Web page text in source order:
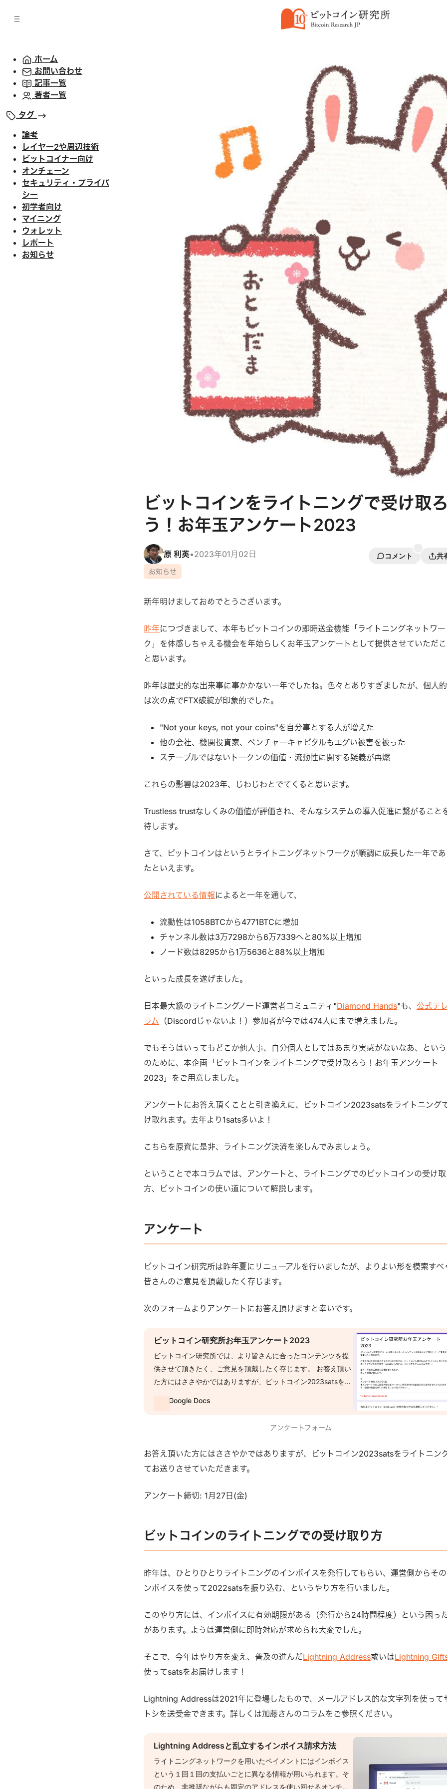
ホーム
お問い合わせ
記事一覧
著者一覧
タグ
論考
レイヤー2や周辺技術
ビットコイナー向け
オンチェーン
セキュリティ・プライバ
シー
初学者向け
マイニング
ウォレット
レポート
お知らせ
ビットコインをライトニングで受け取
う！お年玉アンケート2023
原 利英•2023年01月02日 コメント
共
お知らせ
新年明けましておめでとうございます。
昨年につづきまして、本年もビットコインの即時送金機能「ライトニングネットワー
ク」を体感しちゃえる機会を年始らしくお年玉アンケートとして提供させていただ
と思います。
昨年は歴史的な出来事に事かかない一年でしたね。色々とありすぎましたが、個人
は次の点でFTX破綻が印象的でした。
"Not your keys, not your coins"を自分事とする人が増えた
他の会社、機関投資家、ベンチャーキャピタルもエグい被害を被った
ステーブルではないトークンの価値・流動性に関する疑義が再燃
これらの影響は2023年、じわじわとでてくると思います。
Trustless trustなしくみの価値が評価され、そんなシステムの導入促進に繋がること
待します。
さて、ビットコインはというとライトニングネットワークが順調に成長した一年で
たといえます。
公開されている情報によると一年を通して、
流動性は1058BTCから4771BTCに増加
チャンネル数は3万7298から6万7339へと80%以上増加
ノード数は8295から1万5636と88%以上増加
といった成長を遂げました。
日本最大級のライトニングノード運営者コミュニティ"Diamond Hands"も、公式テ
ラム （Discordじゃないよ！）参加者が今では474人にまで増えました。
でもそうはいってもどこか他人事、自分個人としてはあまり実感がないなあ、とい
のために、本企画「ビットコインをライトニングで受け取ろう！お年玉アンケート
2023」をご用意しました。
アンケートにお答え頂くことと引き換えに、ビットコイン2023satsをライトニング
け取れます。去年より1sats多いよ！
こちらを原資に是非、ライトニング決済を楽しんでみましょう。
ということで本コラムでは、アンケートと、ライトニングでのビットコインの受け
方、ビットコインの使い道について解説します。
アンケート
ビットコイン研究所は昨年夏にリニューアルを行いましたが、よりよい形を模索すべ
皆さんのご意見を頂戴したく存じます。
次のフォームよりアンケートにお答え頂けますと幸いです。
ビットコイン研究所お年玉アンケート2023
ビットコイン研究所では、より皆さんに合ったコンテンツを提
供させて頂きたく、ご意見を頂戴したく存じます。 お答え頂い
た方にはささやかではありますが、ビットコイン2023satsをラ
よ、という方もウェルカムです）。 是非、率直なご意見をお聞
27日(金)本アンケートでのご回答内容はビットコイン研究所内
開することはありません）。
Google Docs
アンケートフォーム
お答え頂いた方にはささやかではありますが、ビットコイン2023satsをライトニン
てお送りさせていただきます。
アンケート締切: 1月27日(金)
ビットコインのライトニングでの受け取り方
昨年は、ひとりひとりライトニングのインボイスを発行してもらい、運営側からそ
ンボイスを使って2022satsを振り込む、というやり方を行いました。
このやり方には、インボイスに有効期限がある（発行から24時間程度）という困っ
があります。ようは運営側に即時対応が求められ大変でした。
そこで、今年はやり方を変え、普及の進んだLightning Address或いはLightning
使ってsatsをお届けします！
Lightning Addressは2021年に登場したもので、メールアドレス的な文字列を使って
トシを送受金できます。詳しくは加藤さんのコラムをご参照ください。
Lightning Addressと乱立するインボイス請求方法
ライトニングネットワークを用いたペイメントにはインボイス
という１回１回の支払いごとに異なる情報が用いられます。そ
のため、非推奨ながらも固定のアドレスを使い回せるオンチェ